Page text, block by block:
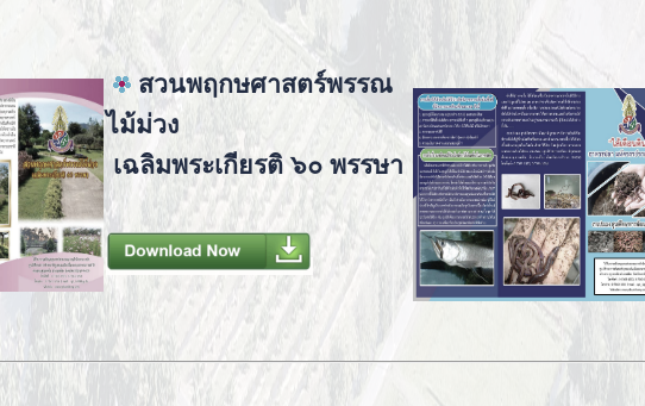
สวนพฤกษศาสตร์พรรณ
ไม้ม่วง
เฉลิมพระเกียรติ ๖๐ พรรษา